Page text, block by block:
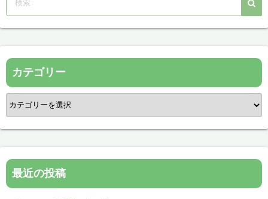
カテゴリー
カ
テ
ゴ
リ
ー
最近の投稿